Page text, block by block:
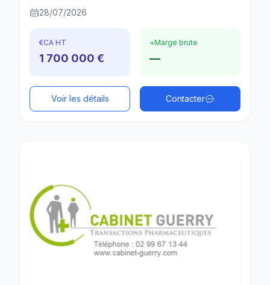
28/07/2026
€CA HT
1 700 000 €
+Marge brute
—
Voir les détails Contacter